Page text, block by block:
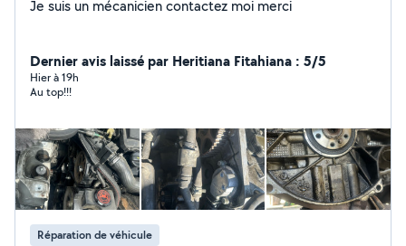
Je suis un mécanicien contactez moi merci
Dernier avis laissé par Heritiana Fitahiana : 5/5
Hier à 19h
Au top!!!
Réparation de véhicule